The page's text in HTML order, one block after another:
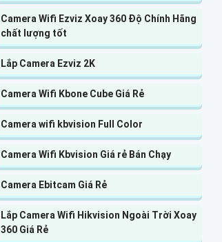
Camera Wifi Ezviz Xoay 360 Độ Chính Hãng
chất lượng tốt
Lắp Camera Ezviz 2K
Camera Wifi Kbone Cube Giá Rẻ
Camera wifi kbvision Full Color
Camera Wifi Kbvision Giá rẻ Bán Chạy
Camera Ebitcam Giá Rẻ
Lắp Camera Wifi Hikvision Ngoài Trời Xoay
360 Giá Rẻ